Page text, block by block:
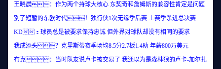
王晓晨：作为两个持球大核心 东契奇和詹姆斯的兼容性肯定是问题
别了短暂的东欧时代！独行侠1次无缘季后赛 上赛季杀进总决赛
KD：球员总是被要求保持忠诚 但外界对球队却没有相同的要求
我成添头？克里斯蒂赛季场均8.5分2.7板1.4助 年薪800万美元
布克：当时队友说卢卡被交易了 我还以为是森林狼的卢卡-加尔扎